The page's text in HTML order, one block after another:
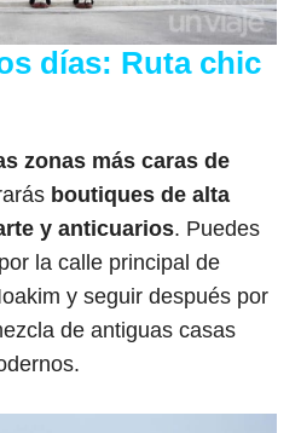
días: Ruta chic
zonas más caras de
boutiques de alta
y anticuarios. Puedes
la calle principal de
y seguir después por
de antiguas casas